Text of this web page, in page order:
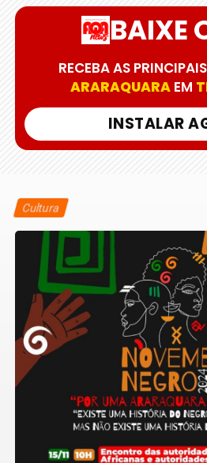
BAIXE
RECEBA AS
ARARAQUARAEM
INSTALAR
Cultura